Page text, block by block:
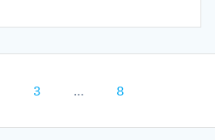
Stranica
3 … Stranica
8